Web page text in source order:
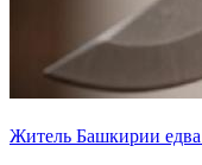
Житель Башкирии едва